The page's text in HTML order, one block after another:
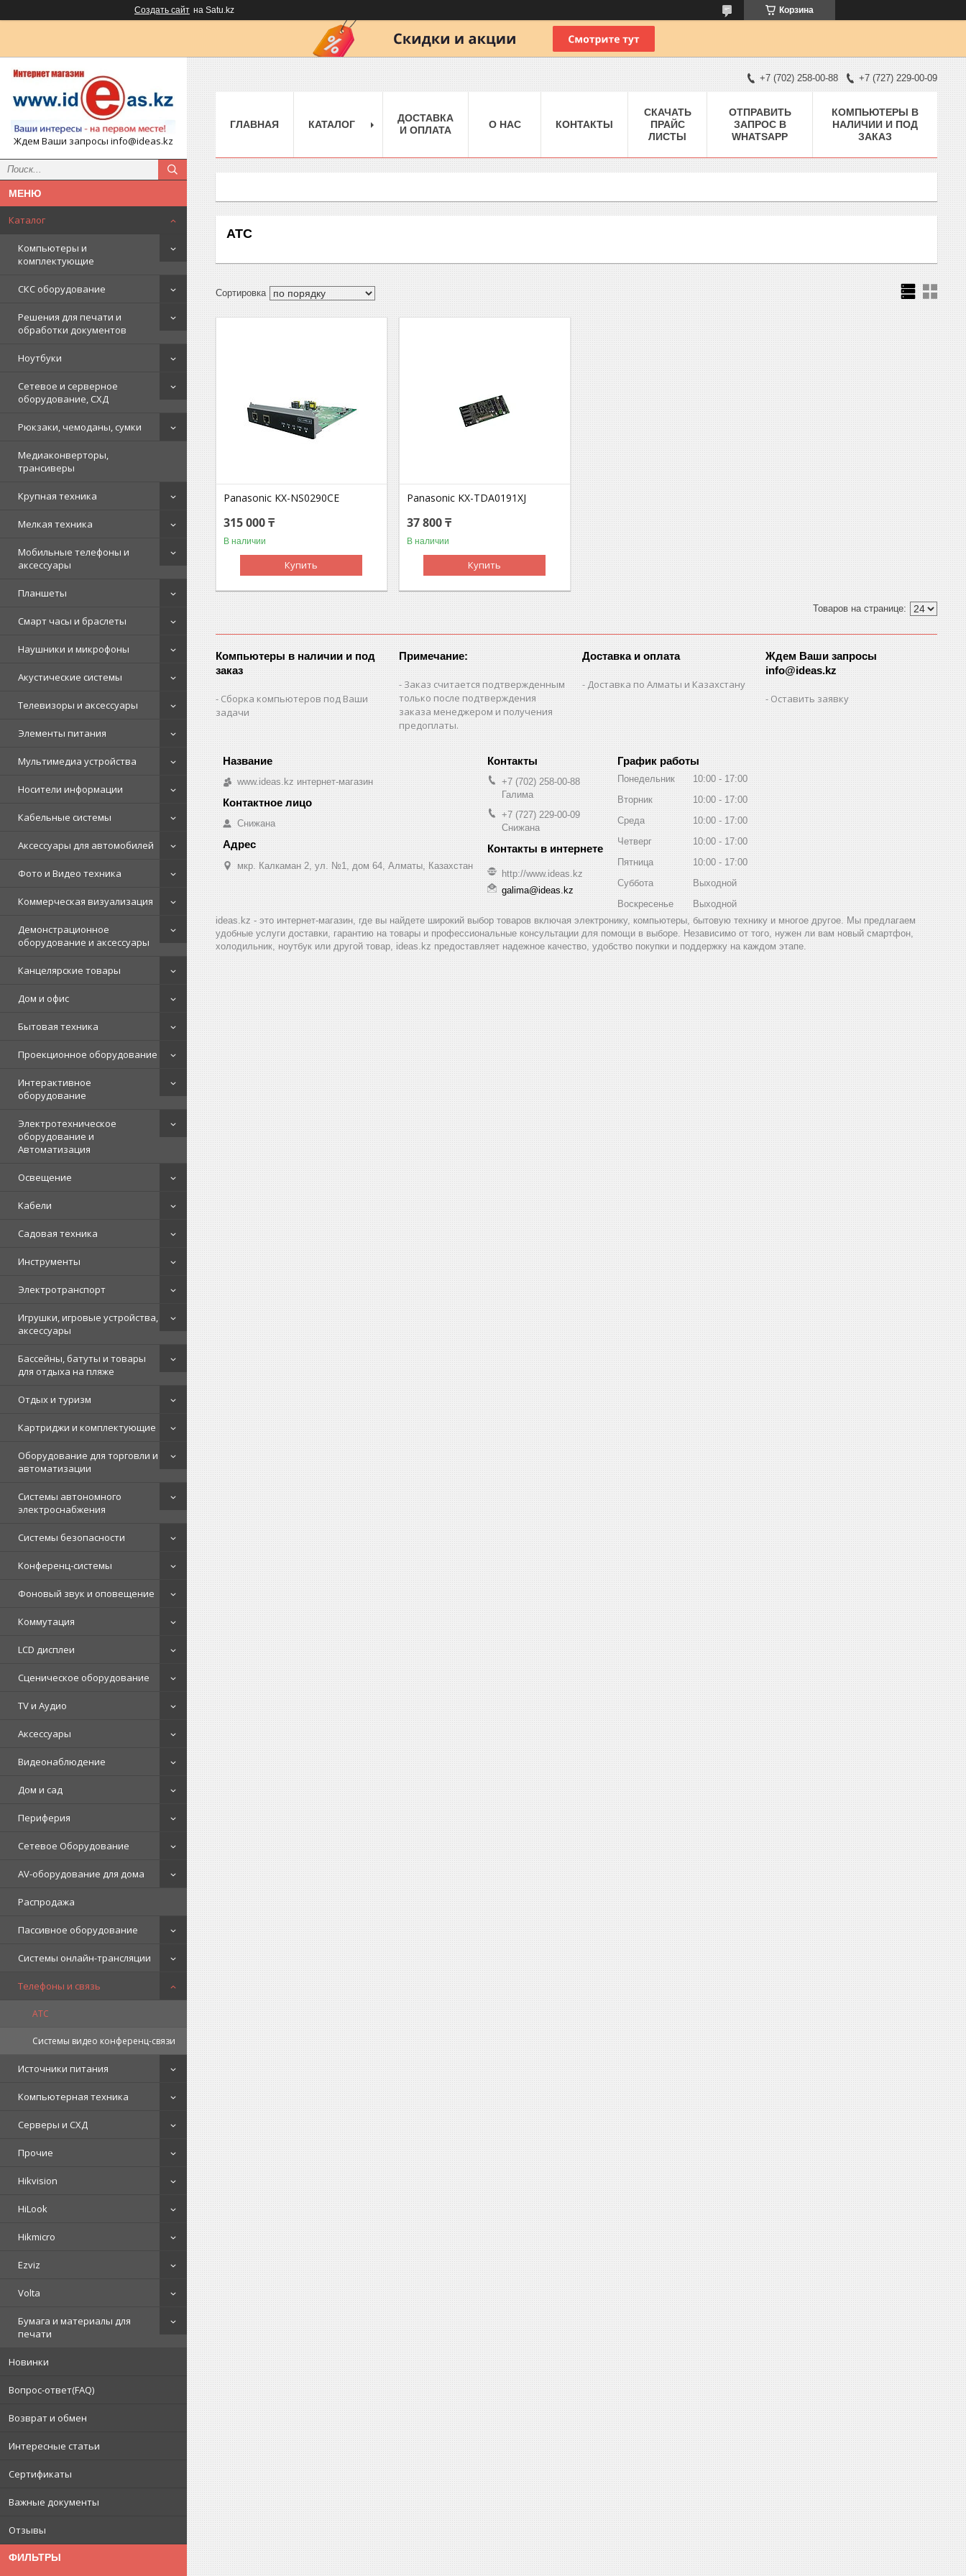
Создать сайт на Satu.kz Корзина
Ждем Ваши запросы info@ideas.kz
Каталог
Компьютеры и
комплектующие
СКС оборудование
Решения для печати и
обработки документов
Ноутбуки
Сетевое и серверное
оборудование, СХД
Рюкзаки, чемоданы, сумки
Медиаконверторы,
трансиверы
Крупная техника
Мелкая техника
Мобильные телефоны и
аксессуары
Планшеты
Смарт часы и браслеты
Наушники и микрофоны
Акустические системы
Телевизоры и аксессуары
Элементы питания
Мультимедиа устройства
Носители информации
Кабельные системы
Аксессуары для автомобилей
Фото и Видео техника
Коммерческая визуализация
Демонстрационное
оборудование и аксессуары
Канцелярские товары
Дом и офис
Бытовая техника
Проекционное оборудование
Интерактивное
оборудование
Электротехническое
оборудование и
Автоматизация
Освещение
Кабели
Садовая техника
Инструменты
Электротранспорт
Игрушки, игровые устройства,
аксессуары
Бассейны, батуты и товары
для отдыха на пляже
Отдых и туризм
Картриджи и комплектующие
Оборудование для торговли и
автоматизации
Системы автономного
электроснабжения
Системы безопасности
Конференц-системы
Фоновый звук и оповещение
Коммутация
LCD дисплеи
Сценическое оборудование
TV и Аудио
Аксессуары
Видеонаблюдение
Дом и сад
Периферия
Сетевое Оборудование
AV-оборудование для дома
Распродажа
Пассивное оборудование
Системы онлайн-трансляции
Телефоны и связь
АТС
Системы видео конференц-связи
Источники питания
Компьютерная техника
Серверы и СХД
Прочие
Hikvision
HiLook
Hikmicro
Ezviz
Volta
Бумага и материалы для
печати
Новинки
Вопрос-ответ(FAQ)
Возврат и обмен
Интересные статьи
Сертификаты
Важные документы
Отзывы
ФИЛЬТРЫ
+7 (702) 258-00-88 +7 (727) 229-00-09
ГЛАВНАЯ КАТАЛОГ
ДОСТАВКА
И ОПЛАТА
О НАС КОНТАКТЫ
СКАЧАТЬ
ПРАЙС
ЛИСТЫ
ОТПРАВИТЬ
ЗАПРОС В
WHATSAPP
КОМПЬЮТЕРЫ В
НАЛИЧИИ И ПОД
ЗАКАЗ
АТС
Panasonic KX-NS0290CE
315 000 ₸
В наличии
Купить
Panasonic KX-TDA0191XJ
37 800 ₸
В наличии
Купить
Компьютеры в наличии и под
заказ
Сборка компьютеров под Ваши
задачи
Примечание:
Заказ считается подтвержденным
только после подтверждения
заказа менеджером и получения
предоплаты.
Доставка и оплата
Доставка по Алматы и Казахстану
Ждем Ваши запросы
info@ideas.kz
Оставить заявку
www.ideas.kz интернет-магазин
Снижана
мкр. Калкаман 2, ул. №1, дом 64, Алматы, Казахстан
+7 (702) 258-00-88
Галима
+7 (727) 229-00-09
Снижана
http://www.ideas.kz
galima@ideas.kz
График работы
Понедельник 10:00
17:00
Вторник
10:00
17:00
Среда
10:00
17:00
Четверг
10:00
17:00
Пятница
10:00
17:00
Суббота
Выходной
Воскресенье
Выходной
ideas.kz - это интернет-магазин, где вы найдете широкий выбор товаров включая электронику, компьютеры, бытовую технику и многое другое. Мы предлагаем
удобные услуги доставки, гарантию на товары и профессиональные консультации для помощи в выборе. Независимо от того, нужен ли вам новый смартфон,
холодильник, ноутбук или другой товар, ideas.kz предоставляет надежное качество, удобство покупки и поддержку на каждом этапе.